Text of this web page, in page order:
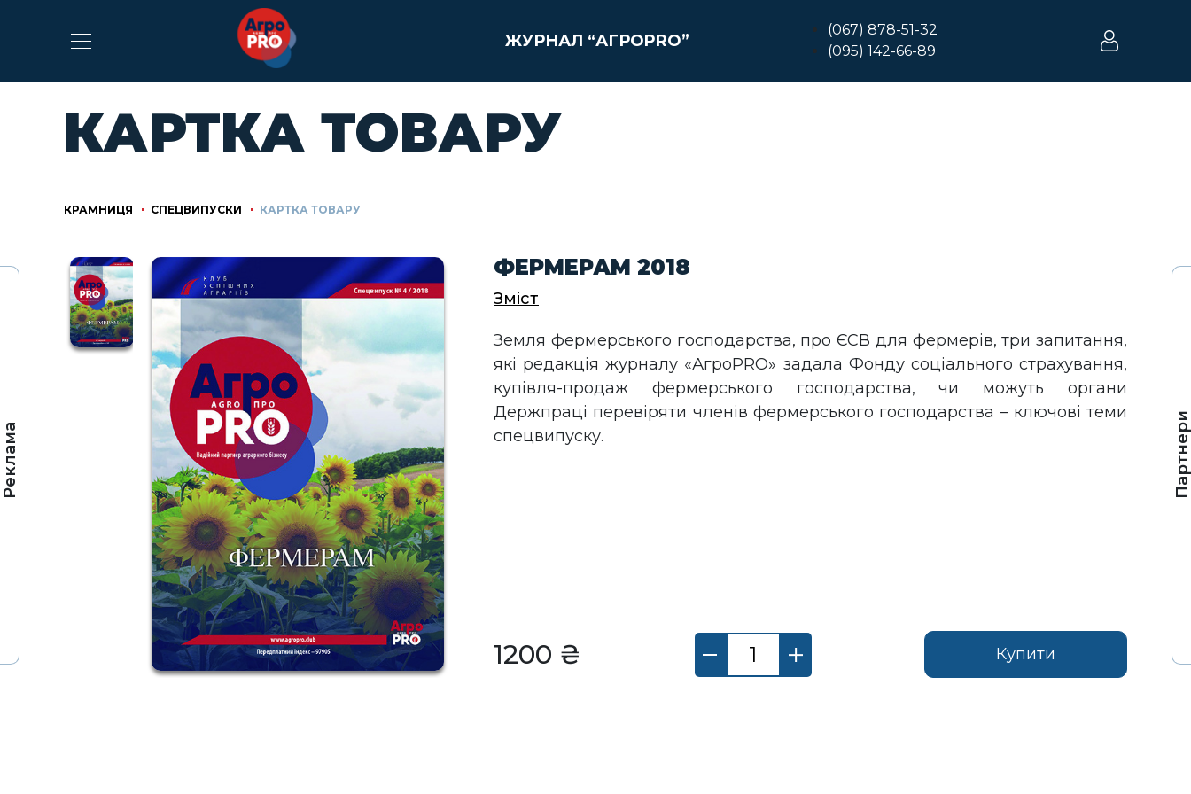
Реклама Партнери
ЖУРНАЛ “АГРОPRO”
(067) 878-51-32
(095) 142-66-89
КАРТКА ТОВАРУ
КРАМНИЦЯ СПЕЦВИПУСКИ КАРТКА ТОВАРУ
ФЕРМЕРАМ 2018
Зміст
Земля фермерського господарства, про ЄСВ для фермерів, три запитання,
які редакція журналу «АгроPRO» задала Фонду соціального страхування,
купівля-продаж фермерського господарства, чи можуть органи
Держпраці перевіряти членів фермерського господарства – ключові теми
спецвипуску.
1200 ₴ Купити